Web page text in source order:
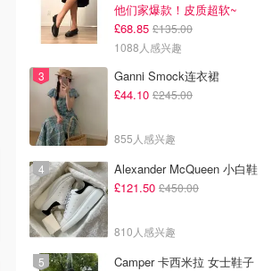
他们家爆款！皮质超软~
£68.85 £135.00
1088人感兴趣
Ganni Smock连衣裙
£44.10 £245.00
855人感兴趣
Alexander McQueen 小白鞋
£121.50 £450.00
810人感兴趣
Camper 卡西米拉 女士鞋子